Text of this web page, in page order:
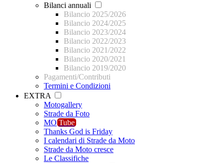
Bilanci annuali
Bilancio 2025/2026
Bilancio 2024/2025
Bilancio 2023/2024
Bilancio 2022/2023
Bilancio 2021/2022
Bilancio 2020/2021
Bilancio 2019/2020
Pagamenti/Contributi
Termini e Condizioni
EXTRA
Motogallery
Strade da Foto
MO Tube
Thanks God is Friday
I calendari di Strade da Moto
Strade da Moto cresce
Le Classifiche